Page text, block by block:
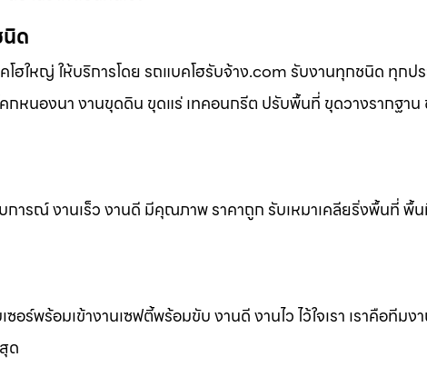
นิด
โฮใหญ่ ให้บริการโดย รถแบคโฮรับจ้าง.com รับงานทุกชนิด ทุกปร
คกหนองนา งานขุดดิน ขุดแร่ เทคอนกรีต ปรับพื้นที่ ขุดวางรากฐา
ารณ์ งานเร็ว งานดี มีคุณภาพ ราคาถูก รับเหมาเคลียริ่งพื้นที่ พื้
ซอร์พร้อมเข้างานเซฟตี้พร้อมขับ งานดี งานไว ไว้ใจเรา เราคือทีม
ด